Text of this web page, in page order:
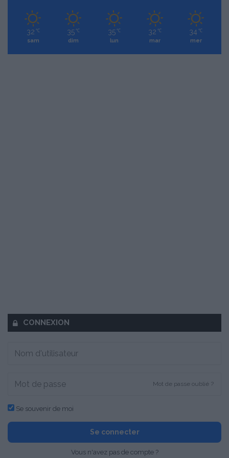
32 ℃
sam
35 ℃
dim
35 ℃
lun
32 ℃
mar
34 ℃
mer
CONNEXION
Mot de passe oublié ?
Se souvenir de moi
Se connecter
Vous n'avez pas de compte ?